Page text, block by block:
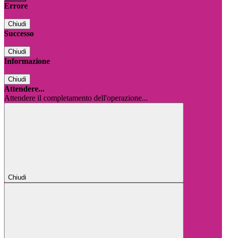
Errore
Chiudi
Successo
Chiudi
Informazione
Chiudi
Attendere...
Attendere il completamento dell'operazione...
Chiudi